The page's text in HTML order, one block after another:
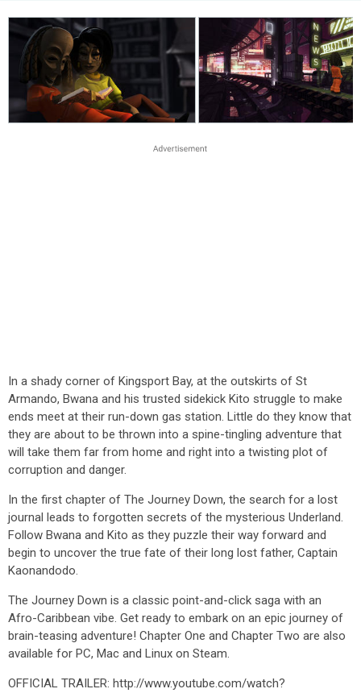
In a shady corner of Kingsport Bay, at the outskirts of St
Armando, Bwana and his trusted sidekick Kito struggle to make
ends meet at their run-down gas station. Little do they know that
they are about to be thrown into a spine-tingling adventure that
will take them far from home and right into a twisting plot of
corruption and danger.
In the first chapter of The Journey Down, the search for a lost
journal leads to forgotten secrets of the mysterious Underland.
Follow Bwana and Kito as they puzzle their way forward and
begin to uncover the true fate of their long lost father, Captain
Kaonandodo.
The Journey Down is a classic point-and-click saga with an
Afro-Caribbean vibe. Get ready to embark on an epic journey of
brain-teasing adventure! Chapter One and Chapter Two are also
available for PC, Mac and Linux on Steam.
OFFICIAL TRAILER: http://www.youtube.com/watch?